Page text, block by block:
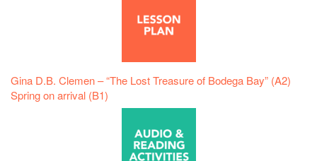
Gina D.B. Clemen – “The Lost Treasure of Bodega Bay” (A2)
Spring on arrival (B1)